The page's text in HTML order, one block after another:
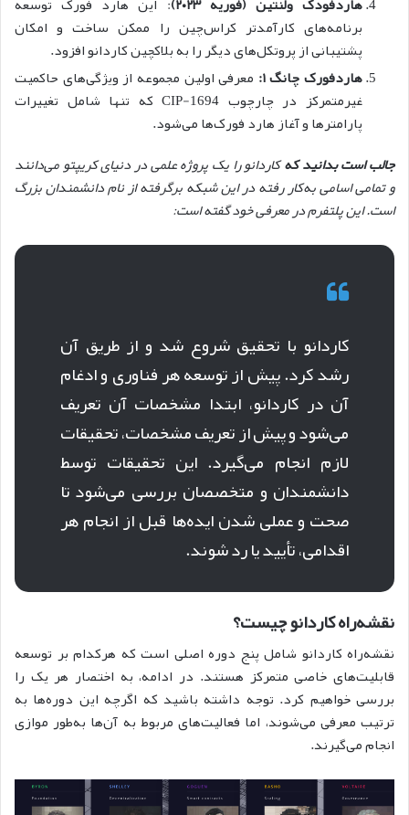
برنامه‌های کارآمدتر کراس‌چین را ممکن ساخت و امکان
پشتیبانی از پروتکل‌های دیگر را به بلاکچین کار‌دانو افزود.
هاردفورک چانگ ۱: معرفی اولین مجموعه از ویژگی‌های حاکمیت
غیرمتمرکز در چارچوب CIP-1694 که تنها شامل تغییرات
پارامترها و آغاز هارد فورک‌ها می‌شود.
جالب است بدانید کهکار‌دانو را یک پروژه علمی در دنیای کریپتو می‌دانند
و تمامی اسامی به‌کار رفته در این شبکه برگرفته از نام دانشمندان بزرگ
است. این پلتفرم در معرفی خود گفته است:
کاردانو با تحقیق شروع شد و از طریق آن
رشد کرد. پیش از توسعه هر فناوری و ادغام
آن در کاردانو، ابتدا مشخصات آن تعریف
می‌شود و پیش از تعریف مشخصات، تحقیقات
لازم انجام می‌گیرد. این تحقیقات توسط
دانشمندان و متخصصان بررسی می‌شود تا
صحت و عملی شدن ایده‌ها قبل از انجام هر
اقدامی، تأیید یا رد شوند.
نقشه‌راه کاردانو چیست؟
نقشه‌راه کار‌دانو شامل پنج دوره اصلی است که هرکدام بر توسعه
قابلیت‌های خاصی متمرکز هستند. در ادامه، به اختصار هر یک را
بررسی خواهیم کرد. توجه داشته باشید که اگرچه این دوره‌ها به
ترتیب معرفی می‌شوند، اما فعالیت‌های مربوط به آن‌ها به‌طور موازی
انجام می‌گیرند.